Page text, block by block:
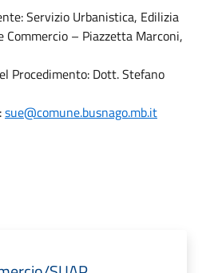
Servizio Urbanistica, Edilizia
Commercio – Piazzetta Marconi,
Procedimento: Dott. Stefano
sue@comune.busnago.mb.it